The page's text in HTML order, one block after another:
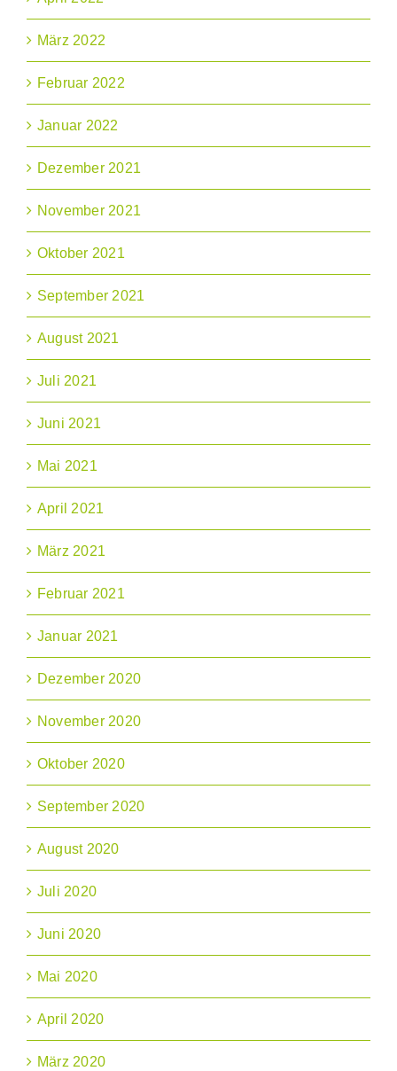
März 2022
Februar 2022
Januar 2022
Dezember 2021
November 2021
Oktober 2021
September 2021
August 2021
Juli 2021
Juni 2021
Mai 2021
April 2021
März 2021
Februar 2021
Januar 2021
Dezember 2020
November 2020
Oktober 2020
September 2020
August 2020
Juli 2020
Juni 2020
Mai 2020
April 2020
März 2020